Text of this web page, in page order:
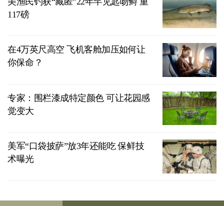
117磅
在4万英尺高空 飞机客舱加压如何让
你保命？
专家：围栏漆成特定颜色 可让花园感
觉变大
美军“口袋披萨”放3年还能吃 保鲜技
术曝光